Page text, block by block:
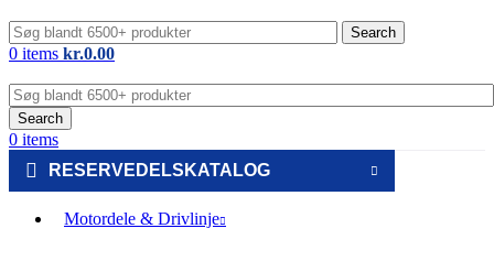
Search
0 items kr.0.00
Search
0 items
RESERVEDELSKATALOG
Motordele & Drivlinje